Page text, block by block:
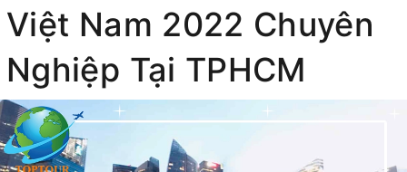
Việt Nam 2022 Chuyên
Nghiệp Tại TPHCM